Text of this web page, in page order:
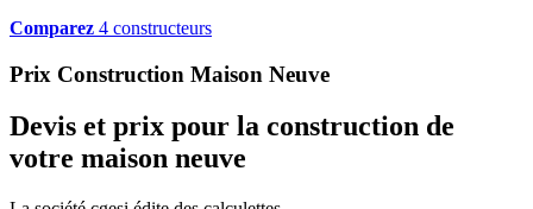
Comparez 4 constructeurs
Prix Construction Maison Neuve
Devis et prix pour la construction de
votre maison neuve